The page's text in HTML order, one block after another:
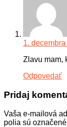
1.
Zlavu mam,
Odpovedať
Pridaj
Vaša e-mailová
polia sú označené